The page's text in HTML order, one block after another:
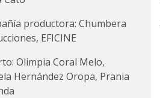
productora: Chumbera
EFICINE
Olimpia Coral Melo,
Hernández Oropa, Prania